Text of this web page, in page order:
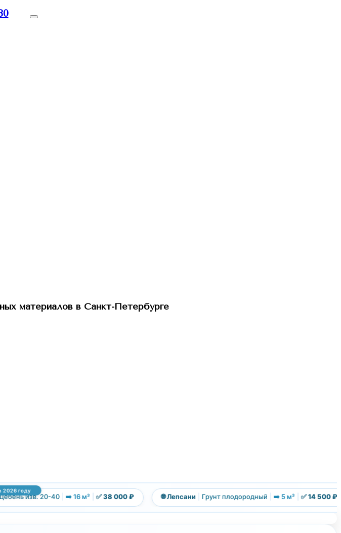
материалов в Санкт-Петербурге
2026 году
изв. 20-40 | ➡️ 16 м³ | ✅ 38 000 ₽ 🌐 Лепсани | Грунт плодородный | ➡️ 5 м³ | ✅ 14 500 ₽